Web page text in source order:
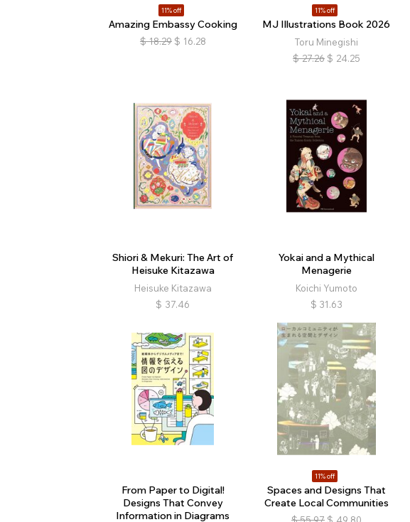
11% off
Amazing Embassy Cooking
$ 18.29 $ 16.28
11% off
MJ Illustrations Book 2026
Toru Minegishi
$ 27.26 $ 24.25
Shiori & Mekuri: The Art of
Heisuke Kitazawa
Heisuke Kitazawa
$ 37.46
Yokai and a Mythical
Menagerie
Koichi Yumoto
$ 31.63
From Paper to Digital!
Designs That Convey
Information in Diagrams
11% off
Spaces and Designs That
Create Local Communities